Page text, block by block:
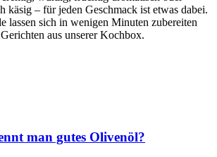
käsig – für jeden Geschmack ist etwas dabei.
lassen sich in wenigen Minuten zubereiten
aus unserer Kochbox.
man gutes Olivenöl?